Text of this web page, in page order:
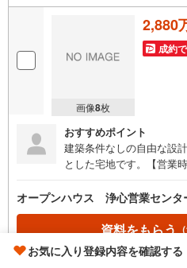
画像8枚
2,880
成約
おすすめポイント
建築条件なしの自由な設
とした宅地です。【営業
軽にご連絡ください！現
地を見学する（無料）」
いただけますとスムー
案内について・平日や夜
日を除く・経験豊富なス
オープンハウス 浄心営業センタ
資料をもらう
お気に入り登録内容を確認する